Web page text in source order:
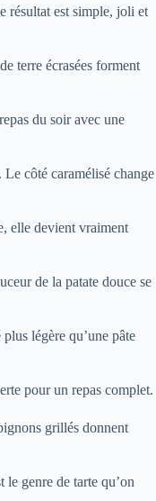
résultat est simple, joli et
terre écrasées forment
du soir avec une
côté caramélisé change
elle devient vraiment
de la patate douce se
légère qu’une pâte
pour un repas complet.
grillés donnent
le genre de tarte qu’on